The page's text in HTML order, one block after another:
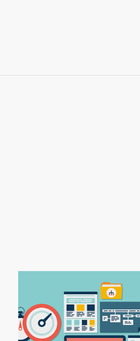
Metodologia